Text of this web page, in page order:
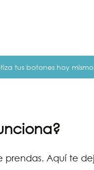
tus botones hoy mismo
Aquí te